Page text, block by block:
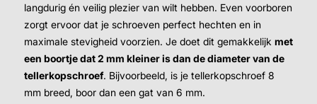
langdurig én veilig plezier van wilt hebben. Even voorboren
zorgt ervoor dat je schroeven perfect hechten en in
maximale stevigheid voorzien. Je doet dit gemakkelijk met
een boortje dat 2 mm kleiner is dan de diameter van de
tellerkopschroef. Bijvoorbeeld, is je tellerkopschroef 8
mm breed, boor dan een gat van 6 mm.